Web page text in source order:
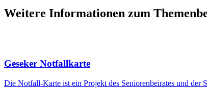
Weitere Informationen zum
Geseker Notfallkarte
Die Notfall-Karte ist ein Projekt des Seniorenbeirates und der